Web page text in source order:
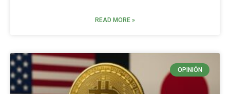
READ MORE »
OPINIÓN